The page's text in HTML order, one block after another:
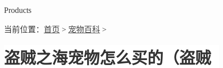
Products
当前位置： 首页 > 宠物百科 >
盗贼之海宠物怎么买的（盗贼